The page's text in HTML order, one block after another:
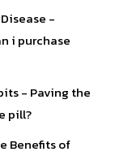
-
i purchase
- Paving the
pill?
Benefits of